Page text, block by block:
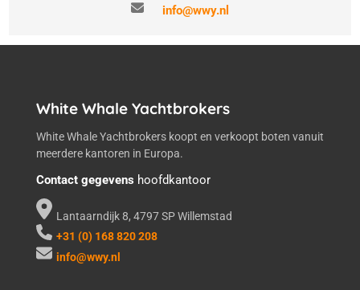
info@wwy.nl
White Whale Yachtbrokers
White Whale Yachtbrokers koopt en verkoopt boten vanuit
meerdere kantoren in Europa.
Contact gegevens hoofdkantoor
Lantaarndijk 8, 4797 SP Willemstad
+31 (0) 168 820 208
info@wwy.nl